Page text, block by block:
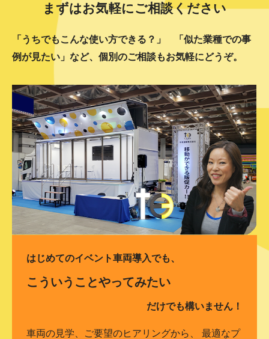
まずはお気軽にご相談ください
「うちでもこんな使い方できる？」
「似た業種での事
例が見たい」など、個別のご相談もお気軽にどうぞ。
はじめてのイベント車両導入でも、
こういうことやってみたい
だけでも構いません！
車両の見学、ご要望のヒアリングから、 最適なプ